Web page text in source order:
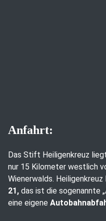
Anfahrt:
Das Stift Heiligenkreuz
nur 15 Kilometer westlich
Wienerwalds.
21, das ist die sogenannte
eine eigene